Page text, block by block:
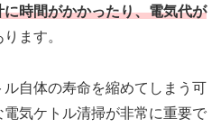
時間がかかったり、電気代が
ます。
自体の寿命を縮めてしまう可
気ケトル清掃が非常に重要で